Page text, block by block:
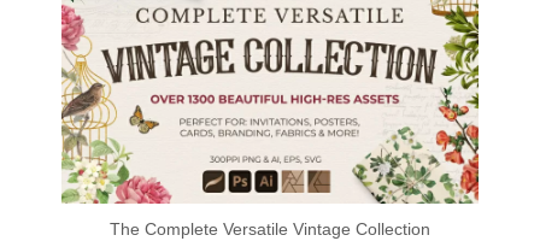
The Complete Versatile Vintage Collection